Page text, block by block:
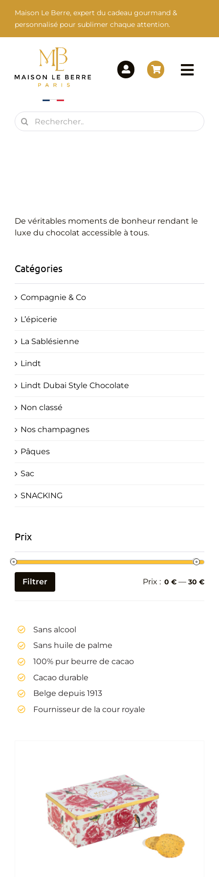
contenu
Maison Le Berre, expert du cadeau gourmand &
personnalisé pour sublimer chaque attention.
Maison Le Berre
Cadeaux Personnalisés
Rechercher:
De véritables moments de bonheur rendant le
luxe du chocolat accessible à tous.
Catégories
Compagnie & Co
L’épicerie
La Sablésienne
Lindt
Lindt Dubai Style Chocolate
Non classé
Nos champagnes
Pâques
Sac
SNACKING
Prix
Prix
Prix
Filtrer Prix : 0 € — 30 €
Sans alcool
Sans huile de palme
100% pur beurre de cacao
Cacao durable
Belge depuis 1913
Fournisseur de la cour royale